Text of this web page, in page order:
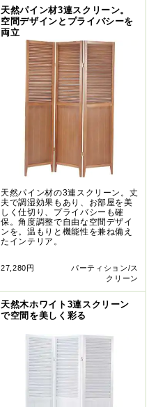
天然パイン材3連スクリーン。
空間デザインとプライバシーを
両立
天然パイン材の3連スクリーン。丈
夫で調湿効果もあり、お部屋を美
しく仕切り、プライバシーも確
保。角度調整で自由な空間デザイ
ンを。温もりと機能性を兼ね備え
たインテリア。
27,280円
パーティション/ス
クリーン
天然木ホワイト3連スクリーン
で空間を美しく彩る